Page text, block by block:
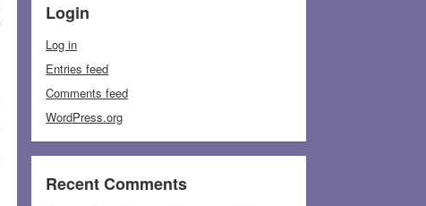
Login
Log in
Entries feed
Comments feed
WordPress.org
Recent Comments